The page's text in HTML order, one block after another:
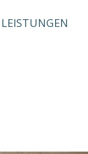
LEISTUNGEN